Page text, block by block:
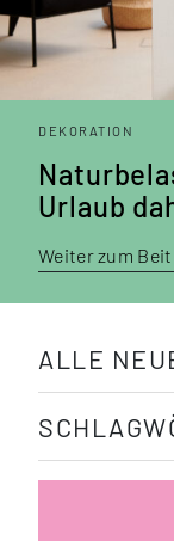
DEKORATION
Urlaub
Weiter zum
ALLE